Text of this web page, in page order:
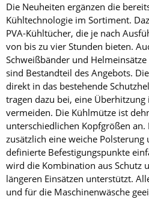
Die Neuheiten ergänzen die
Kühltechnologie im Sortiment.
PVA-Kühltücher, die je nach
von bis zu vier Stunden bieten.
Schweißbänder und
sind Bestandteil des Angebots.
direkt in das bestehende
tragen dazu bei, eine
vermeiden. Die Kühlmütze ist
unterschiedlichen Kopfgrößen an.
zusätzlich eine weiche Polsterung
definierte Befestigungspunkte
wird die Kombination aus Schutz
längeren Einsätzen unterstützt.
und für die Maschinenwäsche